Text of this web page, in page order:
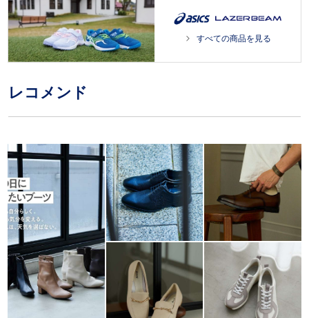
すべての商品を見る
レコメンド